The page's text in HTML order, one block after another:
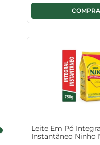
Leite Em Pó
Instantâneo Ninho